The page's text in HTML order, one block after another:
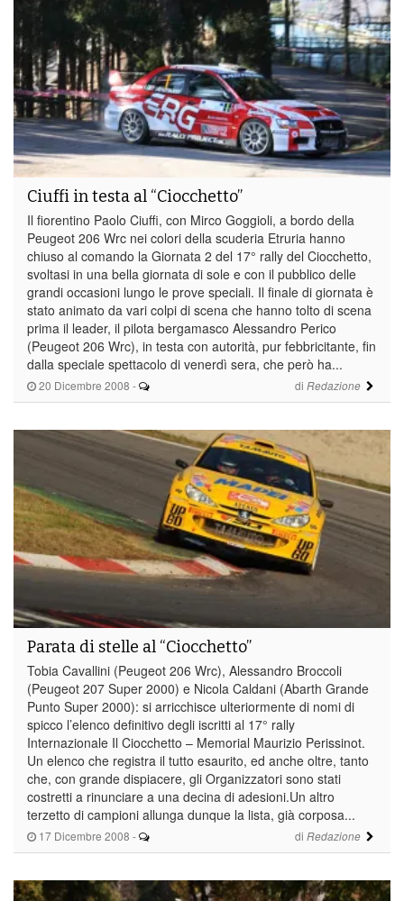
20 Dicembre 2008 - di Redazione
Ciuffi in testa al “Ciocchetto”
Il fiorentino Paolo Ciuffi, con Mirco Goggioli, a bordo della
Peugeot 206 Wrc nei colori della scuderia Etruria hanno
chiuso al comando la Giornata 2 del 17° rally del Ciocchetto,
svoltasi in una bella giornata di sole e con il pubblico delle
grandi occasioni lungo le prove speciali. Il finale di giornata è
stato animato da vari colpi di scena che hanno tolto di scena
prima il leader, il pilota bergamasco Alessandro Perico
(Peugeot 206 Wrc), in testa con autorità, pur febbricitante, fin
dalla speciale spettacolo di venerdì sera, che però ha...
17 Dicembre 2008 - di Redazione
Parata di stelle al “Ciocchetto”
Tobia Cavallini (Peugeot 206 Wrc), Alessandro Broccoli
(Peugeot 207 Super 2000) e Nicola Caldani (Abarth Grande
Punto Super 2000): si arricchisce ulteriormente di nomi di
spicco l’elenco definitivo degli iscritti al 17° rally
Internazionale Il Ciocchetto – Memorial Maurizio Perissinot.
Un elenco che registra il tutto esaurito, ed anche oltre, tanto
che, con grande dispiacere, gli Organizzatori sono stati
costretti a rinunciare a una decina di adesioni.Un altro
terzetto di campioni allunga dunque la lista, già corposa...